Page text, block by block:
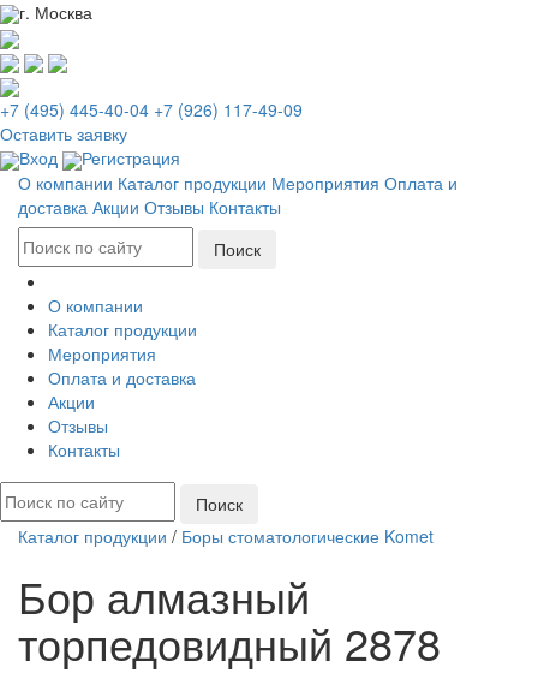
г. Москва
+7 (495) 445-40-04 +7 (926) 117-49-09
Оставить заявку
Вход
Регистрация
О компании Каталог продукции Мероприятия Оплата и
доставка Акции Отзывы Контакты
О компании
Каталог продукции
Мероприятия
Оплата и доставка
Акции
Отзывы
Контакты
Каталог продукции / Боры стоматологические Komet
Бор алмазный
торпедовидный 2878